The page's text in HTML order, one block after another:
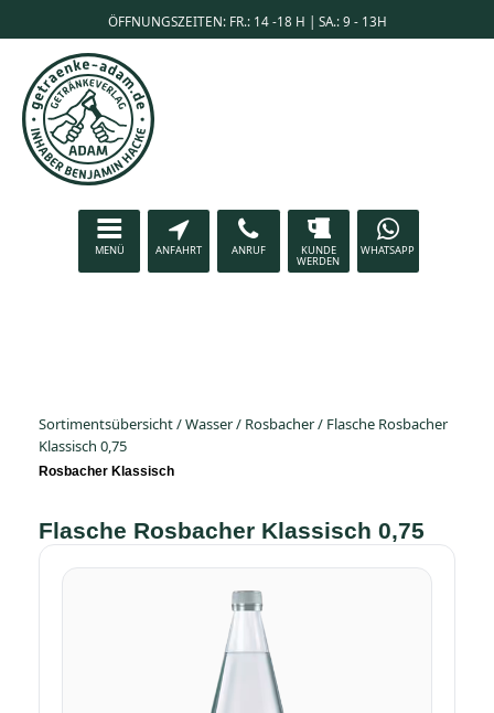
ÖFFNUNGSZEITEN: FR.: 14 -18 H | SA.: 9 - 13H
MENÜ ANFAHRT ANRUF KUNDE
WERDEN
WHATSAPP
Sortimentsübersicht/Wasser/ Rosbacher/ Flasche Rosbacher
Klassisch 0,75
Rosbacher Klassisch
Flasche Rosbacher Klassisch 0,75